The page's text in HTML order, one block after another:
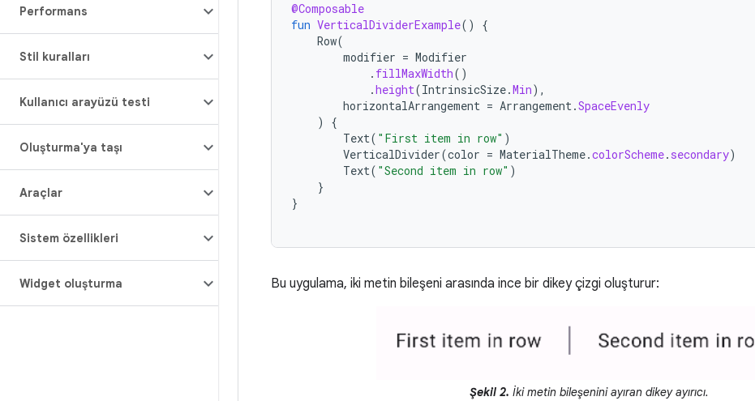
Performans
Stil kuralları
Kullanıcı arayüzü testi
Oluşturma'ya taşı
Araçlar
Sistem özellikleri
Widget oluşturma
@Composable
fun VerticalDividerExample()
{
Row(
modifier = Modifier
. fillMaxWidth()
.height(IntrinsicSize.Min),
horizontalArrangement = Arrangement.SpaceEvenly
)
{
Text( "First item in row" )
VerticalDivider(color = MaterialTheme.colorScheme. secondary)
Text( "Second item in row" )
}
}
Bu uygulama, iki metin bileşeni arasında ince bir dikey çizgi oluşturur:
Şekil 2. İki metin bileşenini ayıran dikey ayırıcı.